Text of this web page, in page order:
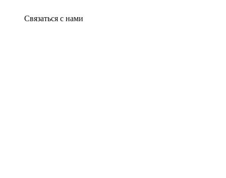
Связаться с нами